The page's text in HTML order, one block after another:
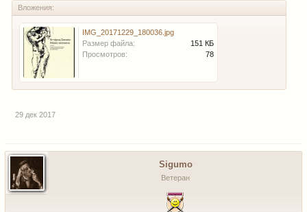
Вложения:
IMG_20171229_180036.jpg
Размер файла:
151 КБ
Просмотров:
78
29 дек 2017
Sigumo
Ветеран